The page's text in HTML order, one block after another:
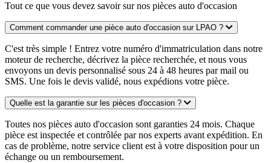
Tout ce que vous devez savoir sur nos pièces auto d'occasion
Comment commander une pièce auto d'occasion sur LPAO ?
C'est très simple ! Entrez votre numéro d'immatriculation dans notre
moteur de recherche, décrivez la pièce recherchée, et nous vous
envoyons un devis personnalisé sous 24 à 48 heures par mail ou
SMS. Une fois le devis validé, nous expédions votre pièce.
Quelle est la garantie sur les pièces d'occasion ?
Toutes nos pièces auto d'occasion sont garanties 24 mois. Chaque
pièce est inspectée et contrôlée par nos experts avant expédition. En
cas de problème, notre service client est à votre disposition pour un
échange ou un remboursement.